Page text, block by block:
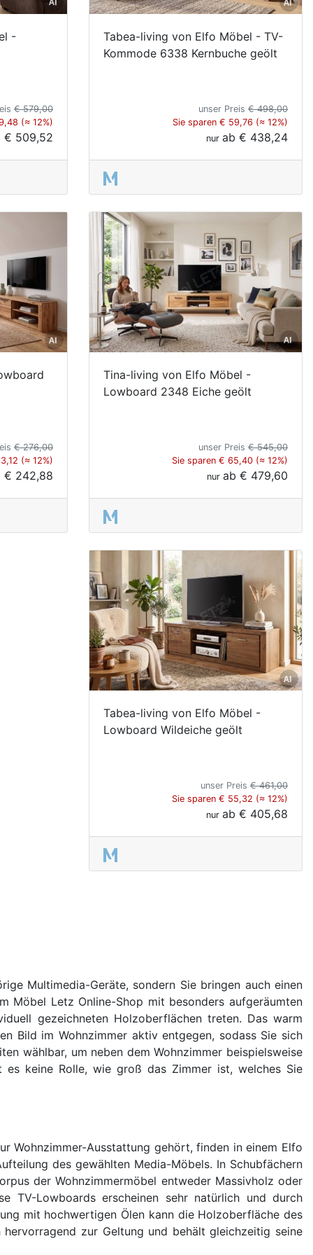
-
€ 579,00
(≈ 12%)
€ 509,52
Tabea-living von Elfo Möbel - TV-
Kommode 6338 Kernbuche geölt
unser Preis € 498,00
Sie sparen € 59,76 (≈ 12%)
nur ab € 438,24
€ 276,00
(≈ 12%)
€ 242,88
Tina-living von Elfo Möbel -
Lowboard 2348 Eiche geölt
unser Preis € 545,00
Sie sparen € 65,40 (≈ 12%)
nur ab € 479,60
Tabea-living von Elfo Möbel -
Lowboard Wildeiche geölt
unser Preis € 461,00
Sie sparen € 55,32 (≈ 12%)
nur ab € 405,68
Multimedia-Geräte, sondern Sie bringen auch einen
Möbel Letz Online-Shop mit besonders aufgeräumten
gezeichneten Holzoberflächen treten. Das warm
Bild im Wohnzimmer aktiv entgegen, sodass Sie sich
wählbar, um neben dem Wohnzimmer beispielsweise
es keine Rolle, wie groß das Zimmer ist, welches Sie
Wohnzimmer-Ausstattung gehört, finden in einem Elfo
des gewählten Media-Möbels. In Schubfächern
der Wohnzimmermöbel entweder Massivholz oder
TV-Lowboards erscheinen sehr natürlich und durch
mit hochwertigen Ölen kann die Holzoberfläche des
zur Geltung und behält gleichzeitig seine